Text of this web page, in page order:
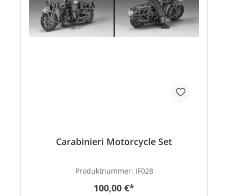
Carabinieri Motorcycle Set
Produktnummer: IF028
100,00 €*